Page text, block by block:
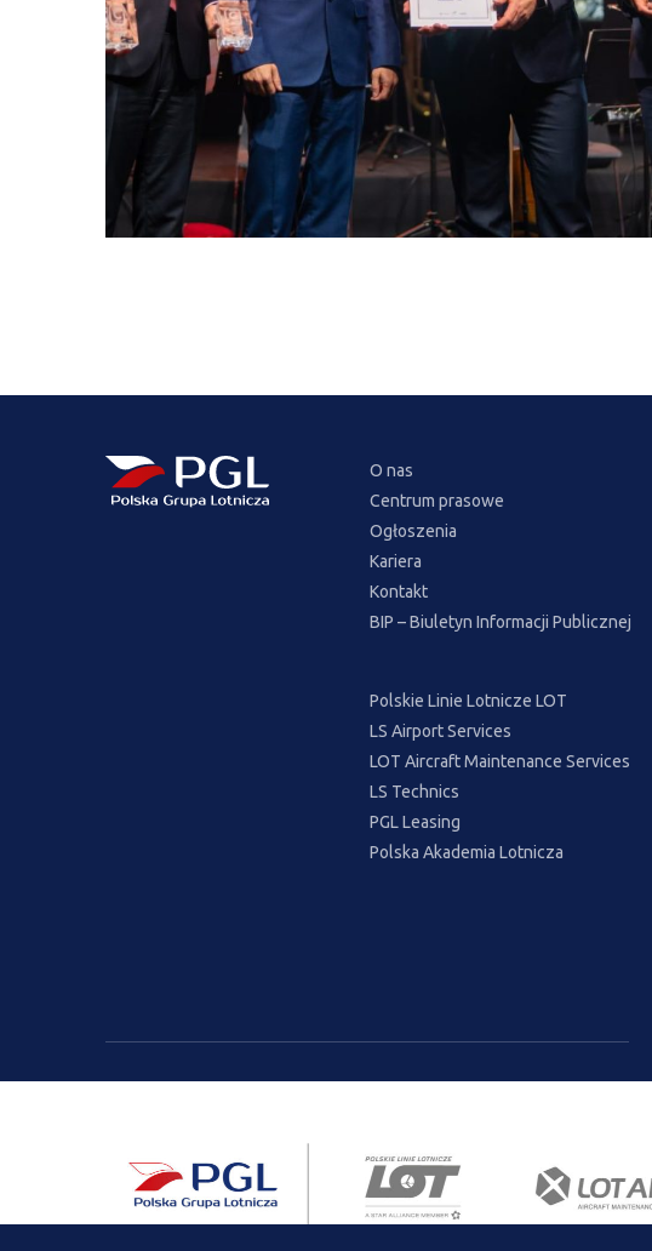
O nas
Centrum prasowe
Ogłoszenia
Kariera
Kontakt
BIP – Biuletyn Informacji Publicznej
Polskie Linie Lotnicze LOT
LS Airport Services
LOT Aircraft Maintenance Services
LS Technics
PGL Leasing
Polska Akademia Lotnicza